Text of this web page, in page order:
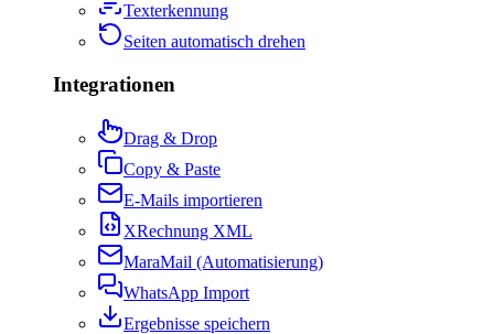
Texterkennung
Seiten automatisch drehen
Integrationen
Drag & Drop
Copy & Paste
E-Mails importieren
XRechnung XML
MaraMail (Automatisierung)
WhatsApp Import
Ergebnisse speichern